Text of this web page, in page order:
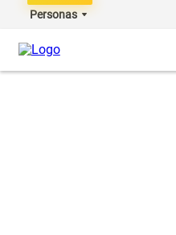
Personas